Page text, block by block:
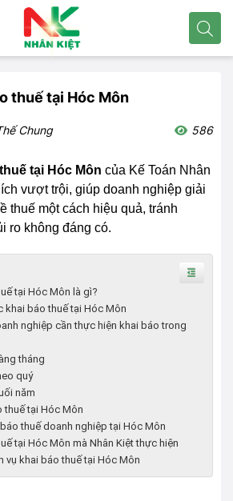
thuế tại Hóc Môn
Chung 586
tại Hóc Môn của Kế Toán Nhân
vượt trội, giúp doanh nghiệp giải
thuế một cách hiệu quả, tránh
ro không đáng có.
tại Hóc Môn là gì?
khai báo thuế tại Hóc Môn
nghiệp cần thực hiện khai báo trong
tháng
quý
năm
thuế tại Hóc Môn
thuế doanh nghiệp tại Hóc Môn
tại Hóc Môn mà Nhân Kiệt thực hiện
vụ khai báo thuế tại Hóc Môn